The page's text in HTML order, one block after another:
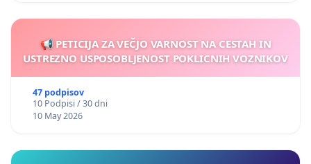
📢 PETICIJA ZA VEČJO VARNOST NA CESTAH IN
USTREZNO USPOSOBLJENOST POKLICNIH VOZNIKOV
47 podpisov
10 Podpisi / 30 dni
10 May 2026